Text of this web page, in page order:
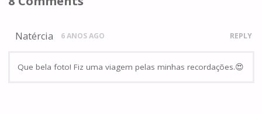
Natércia 6 ANOS AGO REPLY
Que bela foto! Fiz uma viagem pelas minhas recordações.😍